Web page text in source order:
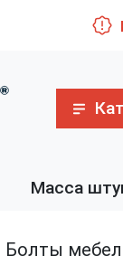
Масса
болты